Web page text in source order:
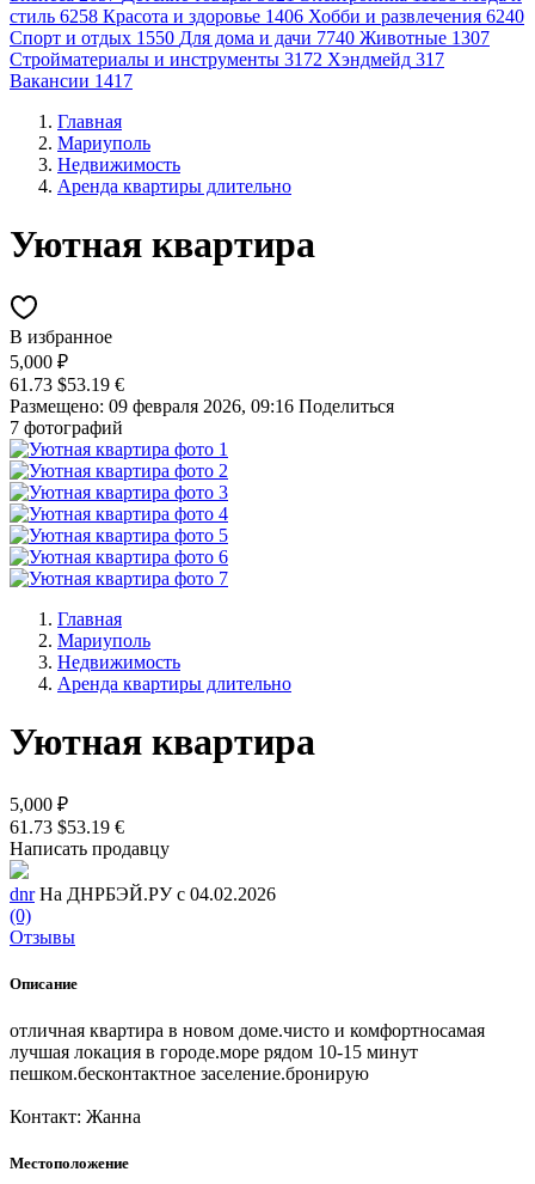
стиль 6258 Красота и здоровье 1406 Хобби и развлечения 6240
Спорт и отдых 1550 Для дома и дачи 7740 Животные 1307
Стройматериалы и инструменты 3172 Хэндмейд 317
Вакансии 1417
Главная
Мариуполь
Недвижимость
Аренда квартиры длительно
Уютная квартира
В избранное
5,000 ₽
61.73 $53.19 €
Размещено: 09 февраля 2026, 09:16 Поделиться
7 фотографий
Главная
Мариуполь
Недвижимость
Аренда квартиры длительно
Уютная квартира
5,000 ₽
61.73 $53.19 €
Написать продавцу
dnr На ДНРБЭЙ.РУ с 04.02.2026
(0)
Отзывы
Описание
отличная квартира в новом доме.чисто и комфортносамая
лучшая локация в городе.море рядом 10-15 минут
пешком.бесконтактное заселение.бронирую
Контакт: Жанна
Местоположение